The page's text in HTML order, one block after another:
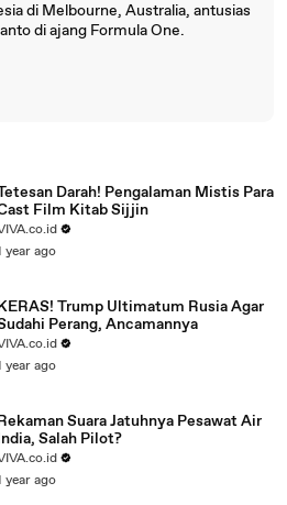
di Melbourne, Australia, antusias
di ajang Formula One.
Darah! Pengalaman Mistis Para
Film Kitab Sijjin
year ago
Trump Ultimatum Rusia Agar
Perang, Ancamannya
year ago
Suara Jatuhnya Pesawat Air
Salah Pilot?
year ago